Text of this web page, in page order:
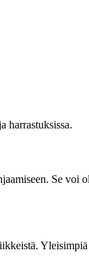
harrastuksissa.
Se voi